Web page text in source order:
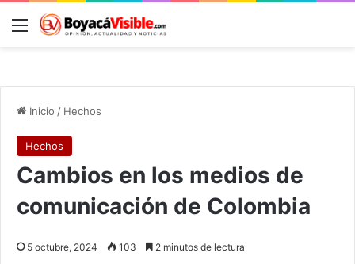
Menú
Inicio / Hechos
Hechos
Cambios en los medios de
comunicación de Colombia
5 octubre, 2024 103 2 minutos de lectura